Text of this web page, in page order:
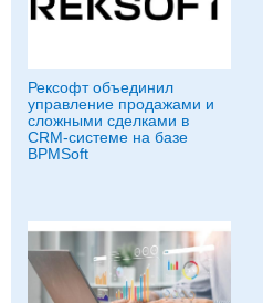
Рексофт объединил
управление продажами и
сложными сделками в
CRM-системе на базе
BPMSoft